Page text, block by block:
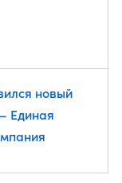
новый
Единая